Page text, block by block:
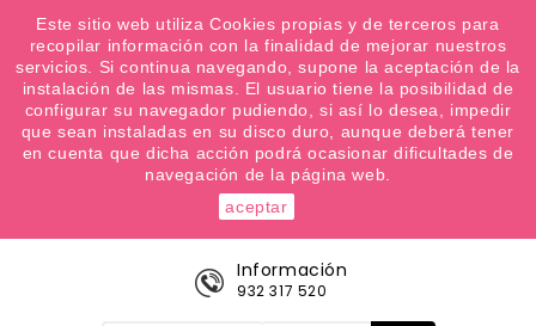
¿Quiere conocer las próximas ofertas del fin de
semana? Apúntate a nuestra Newsletter
Favoritos (0)

Información
932 317 520
Este sitio web utiliza Cookies propias y de terceros para
recopilar información con la finalidad de mejorar nuestros
servicios. Si continua navegando, supone la aceptación de la
instalación de las mismas. El usuario tiene la posibilidad de
configurar su navegador pudiendo, si así lo desea, impedir
que sean instaladas en su disco duro, aunque deberá tener
en cuenta que dicha acción podrá ocasionar dificultades de
navegación de la página web.
aceptar